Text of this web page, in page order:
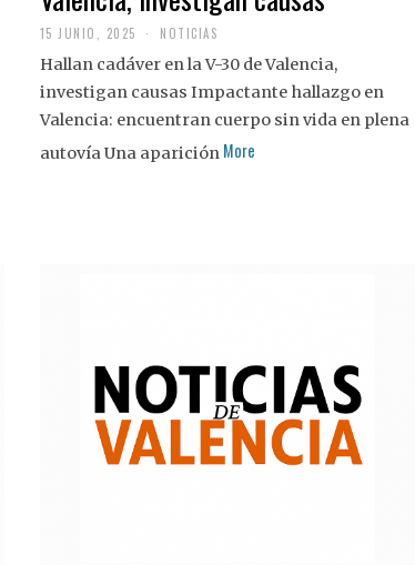
15 JUNIO, 2025 NOTICIAS
Hallan cadáver en la V-30 de Valencia,
investigan causas Impactante hallazgo en
Valencia: encuentran cuerpo sin vida en plena
autovía Una aparición More